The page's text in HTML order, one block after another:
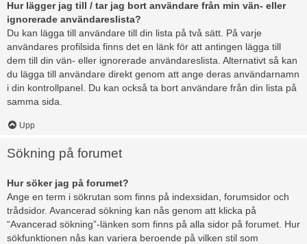
Hur lägger jag till / tar jag bort användare från min vän- eller
ignorerade användareslista?
Du kan lägga till användare till din lista på två sätt. På varje
användares profilsida finns det en länk för att antingen lägga till
dem till din vän- eller ignorerade användareslista. Alternativt så kan
du lägga till användare direkt genom att ange deras användarnamn
i din kontrollpanel. Du kan också ta bort användare från din lista på
samma sida.
Upp
Sökning på forumet
Hur söker jag på forumet?
Ange en term i sökrutan som finns på indexsidan, forumsidor och
trådsidor. Avancerad sökning kan nås genom att klicka på
“Avancerad sökning”-länken som finns på alla sidor på forumet. Hur
sökfunktionen nås kan variera beroende på vilken stil som